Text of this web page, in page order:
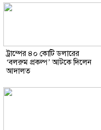
ট্রাম্পের ৪০ কোটি ডলারের
‘বলরুম প্রকল্প’ আটকে দিলেন
আদালত